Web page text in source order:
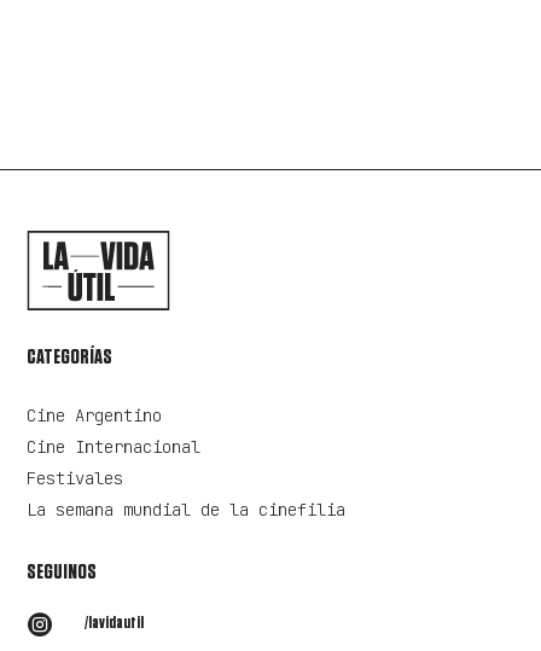
CATEGORÍAS
Cine Argentino
Cine Internacional
Festivales
La semana mundial de la cinefilia
SEGUINOS
 /lavidautil